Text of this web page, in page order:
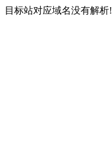
目标站对应域名没有解析!